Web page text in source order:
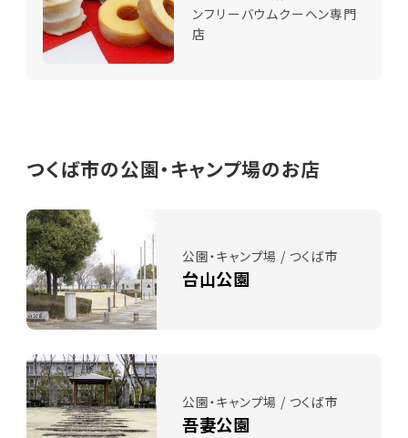
ンフリーバウムクーヘン専門
店
つくば市の公園・キャンプ場のお店
公園・キャンプ場 / つくば市
台山公園
公園・キャンプ場 / つくば市
吾妻公園